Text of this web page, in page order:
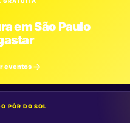
em São Paulo
eventos
PÔR DO SOL